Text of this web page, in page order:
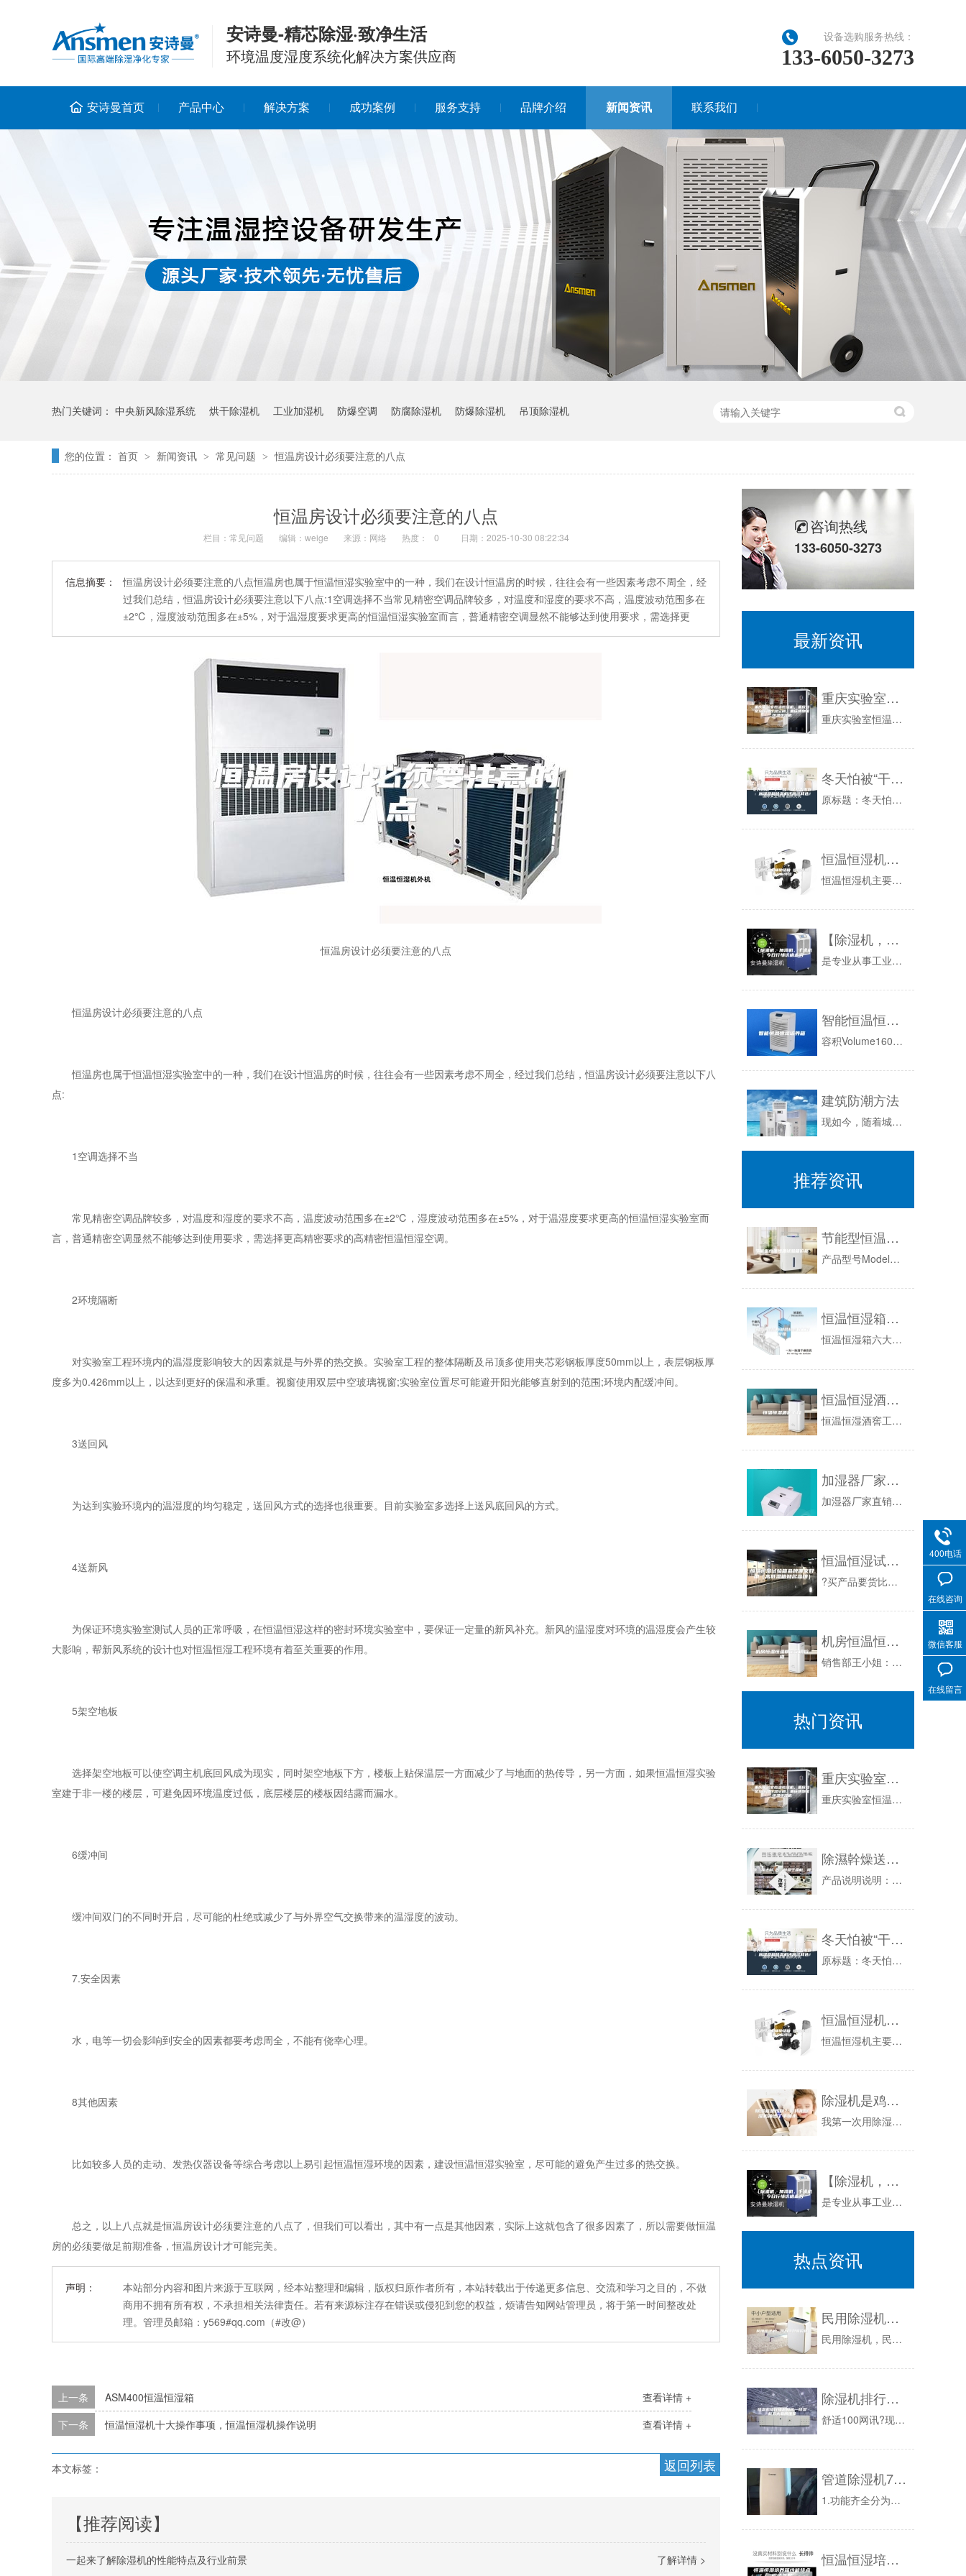
安诗曼-精芯除湿·致净生活
环境温度湿度系统化解决方案供应商
设备选购服务热线：
133-6050-3273
安诗曼首页 产品中心 解决方案 成功案例 服务支持 品牌介绍 新闻资讯 联系我们
热门关键词： 中央新风除湿系统 烘干除湿机 工业加湿机 防爆空调 防腐除湿机 防爆除湿机 吊顶除湿机
您的位置： 首页 > 新闻资讯 > 常见问题 > 恒温房设计必须要注意的八点
恒温房设计必须要注意的八点
栏目： 常见问题 编辑：weige 来源：网络 热度： 0 日期：2025-10-30 08:22:34
信息摘要：
恒温房设计必须要注意的八点恒温房也属于恒温恒湿实验室中的一种，我们在设计恒温房的时候，往往会有一些因素考虑不周全，经
过我们总结，恒温房设计必须要注意以下八点:1空调选择不当常见精密空调品牌较多，对温度和湿度的要求不高，温度波动范围多在
±2℃，湿度波动范围多在±5%，对于温湿度要求更高的恒温恒湿实验室而言，普通精密空调显然不能够达到使用要求，需选择更
恒温房设计必须要注意的八点
恒温房设计必须要注意的八点
恒温房也属于恒温恒湿实验室中的一种，我们在设计恒温房的时候，往往会有一些因素考虑不周全，经过我们总结，恒温房设计必须要注意以下八
点:
1空调选择不当
常见精密空调品牌较多，对温度和湿度的要求不高，温度波动范围多在±2℃，湿度波动范围多在±5%，对于温湿度要求更高的恒温恒湿实验室而
言，普通精密空调显然不能够达到使用要求，需选择更高精密要求的高精密恒温恒湿空调。
2环境隔断
对实验室工程环境内的温湿度影响较大的因素就是与外界的热交换。实验室工程的整体隔断及吊顶多使用夹芯彩钢板厚度50mm以上，表层钢板厚
度多为0.426mm以上，以达到更好的保温和承重。视窗使用双层中空玻璃视窗;实验室位置尽可能避开阳光能够直射到的范围;环境内配缓冲间。
3送回风
为达到实验环境内的温湿度的均匀稳定，送回风方式的选择也很重要。目前实验室多选择上送风底回风的方式。
4送新风
为保证环境实验室测试人员的正常呼吸，在恒温恒湿这样的密封环境实验室中，要保证一定量的新风补充。新风的温湿度对环境的温湿度会产生较
大影响，帮新风系统的设计也对恒温恒湿工程环境有着至关重要的作用。
5架空地板
选择架空地板可以使空调主机底回风成为现实，同时架空地板下方，楼板上贴保温层一方面减少了与地面的热传导，另一方面，如果恒温恒湿实验
室建于非一楼的楼层，可避免因环境温度过低，底层楼层的楼板因结露而漏水。
6缓冲间
缓冲间双门的不同时开启，尽可能的杜绝或减少了与外界空气交换带来的温湿度的波动。
7.安全因素
水，电等一切会影响到安全的因素都要考虑周全，不能有侥幸心理。
8其他因素
比如较多人员的走动、发热仪器设备等综合考虑以上易引起恒温恒湿环境的因素，建设恒温恒湿实验室，尽可能的避免产生过多的热交换。
总之，以上八点就是恒温房设计必须要注意的八点了，但我们可以看出，其中有一点是其他因素，实际上这就包含了很多因素了，所以需要做恒温
房的必须要做足前期准备，恒温房设计才可能完美。
声明：
本站部分内容和图片来源于互联网，经本站整理和编辑，版权归原作者所有，本站转载出于传递更多信息、交流和学习之目的，不做
商用不拥有所有权，不承担相关法律责任。若有来源标注存在错误或侵犯到您的权益，烦请告知网站管理员，将于第一时间整改处
理。管理员邮箱：y569#qq.com（#改@）
查看详情 +
上一条
ASM400恒温恒湿箱
查看详情 +
下一条 恒温恒湿机十大操作事项，恒温恒湿机操作说明
返回列表
本文标签：
【推荐阅读】
了解详情 >
一起来了解除湿机的性能特点及行业前景
咨询热线
133-6050-3273
最新资讯
重庆实验室恒温恒湿机，重庆档案室恒温恒湿空调，重庆博物馆恒温恒湿机
重庆实验室恒温恒湿机，重庆档案室恒温恒湿空调，重庆博物馆恒温恒湿机，重庆实恒温恒湿机，重庆恒温恒湿空调，重庆精密恒温恒湿机，恒重庆恒温恒湿空...
冬天怕被“干”醒？攻略告诉你：加湿器和除湿机还得这样选！
原标题：冬天怕被“干”醒？攻略告诉你：加湿器和除湿机还得这样选！本文来源于#PConline求真实验室#冬天的到来刺骨的寒风和干燥的空气让人...
恒温恒湿机辅助结构 恒温恒湿机产品特点
恒温恒湿机主要分为立式和台式两种，关于恒温恒湿机的辅助结构你了解吗?恒温恒湿机产品特点又有哪些呢?下面是小编带来关于恒温恒湿机的内容，希望能...
【除湿机，加湿机，干燥机】今日行情价格走势
是专业从事工业除湿机,空气除湿机,家用除湿机，抽湿机,去湿机,研制开发生产销售于一体的高科技企业,空气除湿机,家用除湿机，工业除湿机，去湿机...
智能恒温恒湿培养箱
容积Volume160L制冷系统Refrigerationsystem任选环境温度Ambienttemp.5～35°温度范围Temp.ran...
建筑防潮方法
现如今，随着城市化进程的不断加快，随处可见正在建造施工之中的各种建筑工程；通常，建筑工程的如期完工和质量安全这两方面，是诸多建筑商或工程公司...
推荐资讯
节能型恒温恒湿试验箱价格
产品型号ModelWHT150WHT225WHT408WHT800WHT1000内部尺寸W×H×D(cm)50×60×5050×75×606...
恒温恒湿箱内部结构图及工作原理
恒温恒湿箱六大系统：制冷系统、加热系统、机械环境试验、湿度系统、传感器系统、送风循环系统。01制冷系统制冷系统是恒温恒湿机的关键部份之一。一...
恒温恒湿酒窖工程
恒温恒湿酒窖工程一、恒温恒湿酒窖的定义恒温恒湿酒窖，顾名思义是用来储藏酒的一个空间，因为酒在生产发酵与储存过程中对环境温度与湿度有较高要求，...
加湿器厂家直销，价格实惠品质过硬
加湿器厂家直销，价格实惠品质过硬新闻资讯：顾名思义，厂家直销就是生产厂家直接面向终端消费者，抛去代理商、经销商等一系列的中间环节，从而让利给...
恒温恒湿试验箱品牌哪家好用（高低温箱知名品牌）
?买产品要货比三家，以下是小编整理出来的一些好用的恒温恒湿试验箱品牌，有分国内外厂家，供大家参考对比。如果您正在查找恒温恒湿试验箱什么牌子好...
机房恒温恒湿精密空调价格
销售部王小姐：销售部经理刘先生：机房空调，机房专用空调，进口精密空调，恒温恒湿空调于精密实验室和机房解决方案,提供国产恒温恒湿精密空调及进口...
热门资讯
重庆实验室恒温恒湿机，重庆档案室恒温恒湿空调，重庆博物馆恒温恒湿机
重庆实验室恒温恒湿机，重庆档案室恒温恒湿空调，重庆博物馆恒温恒湿机，重庆实恒温恒湿机，重庆恒温恒湿空调，重庆精密恒温恒湿机，恒重庆恒温恒湿空...
除濕幹燥送料組合，除湿干燥机，除湿机
产品说明说明：SCD系列除湿干燥送料组合及除湿、干燥、二段送料三种功能于一体，广泛适用于各种塑料原料，尤其是吸湿性较强的工程塑料，如PA、P...
冬天怕被“干”醒？攻略告诉你：加湿器和除湿机还得这样选！
原标题：冬天怕被“干”醒？攻略告诉你：加湿器和除湿机还得这样选！本文来源于#PConline求真实验室#冬天的到来刺骨的寒风和干燥的空气让人...
恒温恒湿机辅助结构 恒温恒湿机产品特点
恒温恒湿机主要分为立式和台式两种，关于恒温恒湿机的辅助结构你了解吗?恒温恒湿机产品特点又有哪些呢?下面是小编带来关于恒温恒湿机的内容，希望能...
除湿机是鸡肋？可我用除湿机抽出了半桶水.......
我第一次用除湿机是在大学期间伏牛山实习的时候那时候在野外考察，刚好每天都下雨，林子里特别潮湿。鞋子湿了，衣服还干不了，于是顺手用上了宾馆里的...
【除湿机，加湿机，干燥机】今日行情价格走势
是专业从事工业除湿机,空气除湿机,家用除湿机，抽湿机,去湿机,研制开发生产销售于一体的高科技企业,空气除湿机,家用除湿机，工业除湿机，去湿机...
热点资讯
民用除湿机，民用除湿机价格
民用除湿机，民用除湿机价格的详细信息和相关资料:人们向往的环境往往是四季如春，因为当时不仅温度合适，而且没有干燥或者潮湿现象。但是这显然是不...
除湿机排行情况如何—除湿机五大品牌推荐
舒适100网讯?现在很多的人在整理衣物或者是其他生活用品的时候，都会遇到衣服发霉有异味产生等情况，尤其是一些经常不穿的衣物，长时间的堆积很容...
管道除湿机7.6Kg／h
1.功能齐全分为升温、调温、降温型除湿机，满足不同湿度、温度环境需求。2.结构型式多样分前进后出，前进顶出，结构形式多样，方便运输。3.接管...
恒温恒湿培养箱性能特点规格参数
400电话
在线咨询
微信客服
在线留言